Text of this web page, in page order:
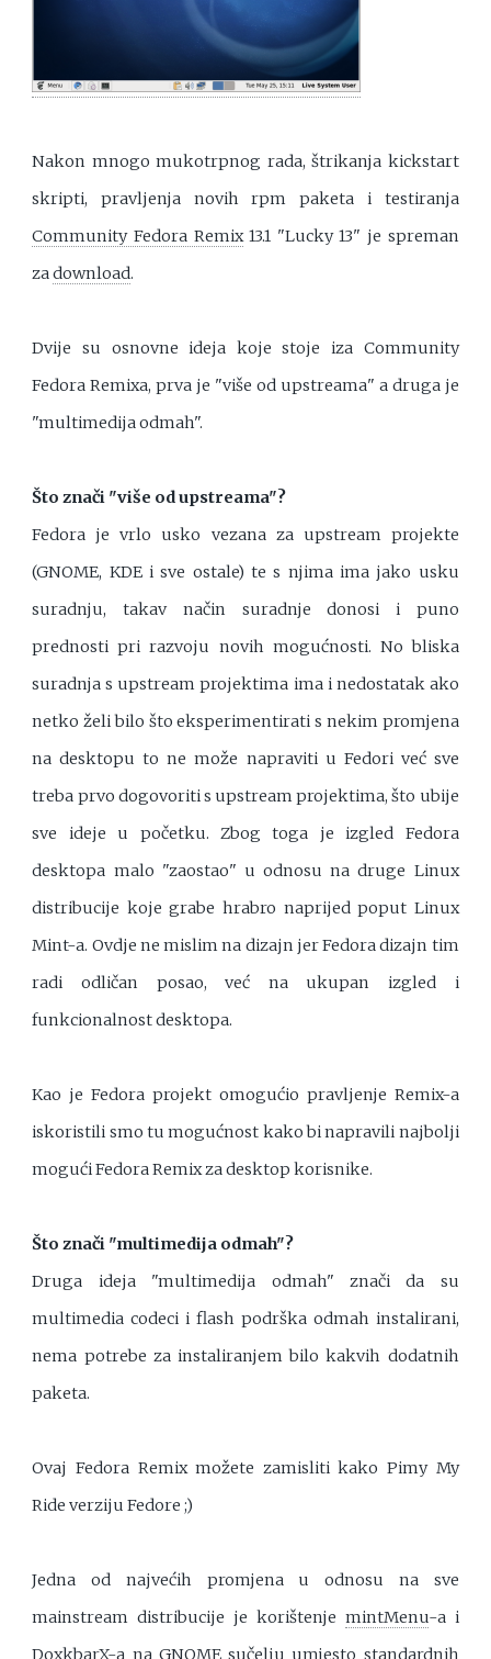
Nakon mnogo mukotrpnog rada, štrikanja kickstart
skripti, pravljenja novih rpm paketa i testiranja
Community Fedora Remix13.1 "Lucky 13" je spreman
zadownload.
Dvije su osnovne ideja koje stoje iza Community
Fedora Remixa, prva je "više od upstreama" a druga je
"multimedija odmah".
Što znači "više od upstreama"?
Fedora je vrlo usko vezana za upstream projekte
(GNOME, KDE i sve ostale) te s njima ima jako usku
suradnju, takav način suradnje donosi i puno
prednosti pri razvoju novih mogućnosti. No bliska
suradnja s upstream projektima ima i nedostatak ako
netko želi bilo što eksperimentirati s nekim promjena
na desktopu to ne može napraviti u Fedori već sve
treba prvo dogovoriti s upstream projektima, što ubije
sve ideje u početku. Zbog toga je izgled Fedora
desktopa malo "zaostao" u odnosu na druge Linux
distribucije koje grabe hrabro naprijed poput Linux
Mint-a. Ovdje ne mislim na dizajn jer Fedora dizajn tim
radi odličan posao, već na ukupan izgled i
funkcionalnost desktopa.
Kao je Fedora projekt omogućio pravljenje Remix-a
iskoristili smo tu mogućnost kako bi napravili najbolji
mogući Fedora Remix za desktop korisnike.
Što znači "multimedija odmah"?
Druga ideja "multimedija odmah" znači da su
multimedia codeci i flash podrška odmah instalirani,
nema potrebe za instaliranjem bilo kakvih dodatnih
paketa.
Ovaj Fedora Remix možete zamisliti kako Pimy My
Ride verziju Fedore ;)
Jedna od najvećih promjena u odnosu na sve
mainstream distribucije je korištenje mintMenu-a i
DoxkbarX-a na GNOME sučelju umjesto standardnih